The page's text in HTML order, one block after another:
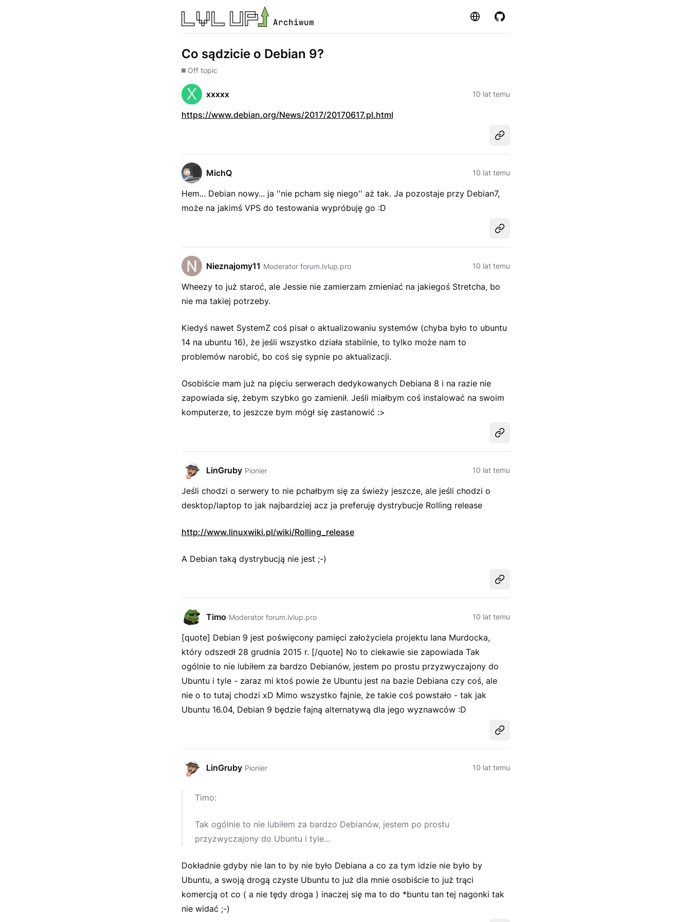
Archiwum Strona GitHub
Co sądzicie o Debian 9?
Off topic
xxxxx 10 lat temu
https://www.debian.org/News/2017/20170617.pl.html
Udostępnij
MichQ 10 lat temu
Hem... Debian nowy... ja ''nie pcham się niego'' aż tak. Ja pozostaje przy Debian7,
może na jakimś VPS do testowania wypróbuję go :D
Udostępnij
Nieznajomy11 Moderator forum.lvlup.pro 10 lat temu
Wheezy to już staroć, ale Jessie nie zamierzam zmieniać na jakiegoś Stretcha, bo
nie ma takiej potrzeby.
Kiedyś nawet SystemZ coś pisał o aktualizowaniu systemów (chyba było to ubuntu
14 na ubuntu 16), że jeśli wszystko działa stabilnie, to tylko może nam to
problemów narobić, bo coś się sypnie po aktualizacji.
Osobiście mam już na pięciu serwerach dedykowanych Debiana 8 i na razie nie
zapowiada się, żebym szybko go zamienił. Jeśli miałbym coś instalować na swoim
komputerze, to jeszcze bym mógł się zastanowić :>
Udostępnij
LinGruby Pionier 10 lat temu
Jeśli chodzi o serwery to nie pchałbym się za świeży jeszcze, ale jeśli chodzi o
desktop/laptop to jak najbardziej acz ja preferuję dystrybucje Rolling release
http://www.linuxwiki.pl/wiki/Rolling_release
A Debian taką dystrybucją nie jest ;-)
Udostępnij
Timo Moderator forum.lvlup.pro 10 lat temu
[quote] Debian 9 jest poświęcony pamięci założyciela projektu Iana Murdocka,
który odszedł 28 grudnia 2015 r. [/quote] No to ciekawie sie zapowiada Tak
ogólnie to nie lubiłem za bardzo Debianów, jestem po prostu przyzwyczajony do
Ubuntu i tyle - zaraz mi ktoś powie że Ubuntu jest na bazie Debiana czy coś, ale
nie o to tutaj chodzi xD Mimo wszystko fajnie, że takie coś powstało - tak jak
Ubuntu 16.04, Debian 9 będzie fajną alternatywą dla jego wyznawców :D
Udostępnij
LinGruby Pionier 10 lat temu
Timo:
Tak ogólnie to nie lubiłem za bardzo Debianów, jestem po prostu
przyzwyczajony do Ubuntu i tyle...
Dokładnie gdyby nie Ian to by nie było Debiana a co za tym idzie nie było by
Ubuntu, a swoją drogą czyste Ubuntu to już dla mnie osobiście to już trąci
komercją ot co ( a nie tędy droga ) inaczej się ma to do *buntu tan tej nagonki tak
nie widać ;-)